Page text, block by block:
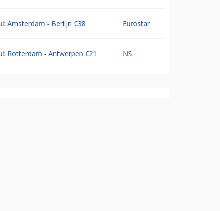
Amsterdam - Berlijn €38 Eurostar
Rotterdam - Antwerpen €21 NS